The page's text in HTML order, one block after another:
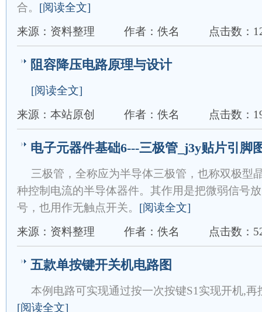
合。 [阅读全文]
来源：资料整理
作者：佚名 点击数：
阻容降压电路原理与设计
[阅读全文]
来源：本站原创
作者：佚名 点击数：
电子元器件基础6---三极管_j3y贴片引脚
三极管，全称应为半导体三极管，也称双极型
种控制电流的半导体器件。其作用是把微弱信号
号，也用作无触点开关。 [阅读全文]
来源：资料整理
作者：佚名 点击数：
五款单按键开关机电路图
本例电路可实现通过按一次按键S1实现开机,
[阅读全文]